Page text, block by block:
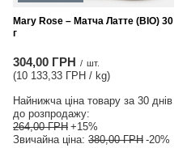
Mary Rose – Матча Латте (BIO) 30
г
304,00 ГРН / шт.
(10 133,33 ГРН / kg)
Найнижча ціна товару за 30 днів
до розпродажу:
264,00 ГРН +15%
Звичайна ціна: 380,00 ГРН -20%